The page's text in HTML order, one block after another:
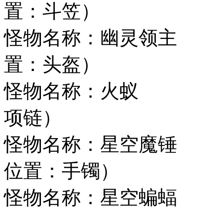
置：斗笠）
怪物名称：幽灵
置：头盔）
怪物名称：火蚁
项链）
怪物名称：星空
位置：手镯）
怪物名称：星空